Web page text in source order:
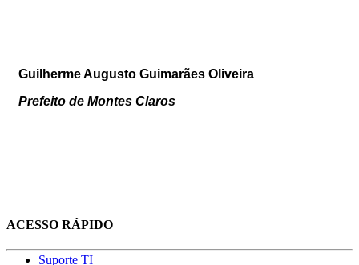
Guilherme Augusto Guimarães Oliveira
Prefeito de Montes Claros
ACESSO RÁPIDO
Suporte TI